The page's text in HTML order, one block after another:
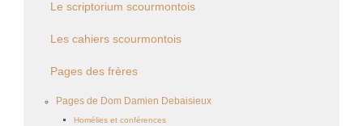
Le scriptorium scourmontois
Les cahiers scourmontois
Pages des frères
Pages de Dom Damien Debaisieux
Homélies et conférences